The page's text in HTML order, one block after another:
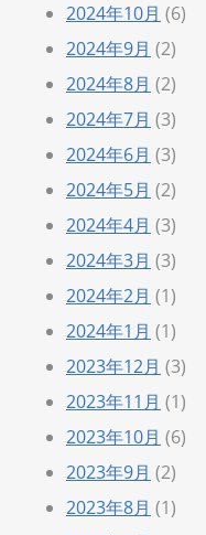
2024年10月 (6)
2024年9月 (2)
2024年8月 (2)
2024年7月 (3)
2024年6月 (3)
2024年5月 (2)
2024年4月 (3)
2024年3月 (3)
2024年2月 (1)
2024年1月 (1)
2023年12月 (3)
2023年11月 (1)
2023年10月 (6)
2023年9月 (2)
2023年8月 (1)